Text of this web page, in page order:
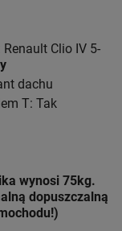
Clio IV 5-
dachu
T: Tak
wynosi 75kg.
dopuszczalną